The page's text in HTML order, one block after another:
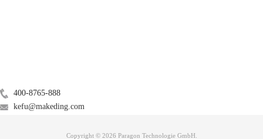
400-8765-888
kefu@makeding.com
Copyright © 2026 Paragon Technologie GmbH.